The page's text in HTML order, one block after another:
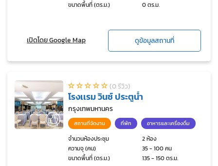
ขนาดพื้นที่ (ตร.ม.)
0 ตร.ม.
เปิดโดย Google Map ดูข้อมูลสถานที่
(0 รีวิว)
โรงเเรม วินซ์ ประตูน้ำ
กรุงเทพมหานคร
สถานที่จัดงาน ที่พัก อาหารและเครื่องดื่ม
จำนวนห้องประชุม
2 ห้อง
ความจุ (คน)
35 - 100 คน
ขนาดพื้นที่ (ตร.ม.)
135 - 150 ตร.ม.